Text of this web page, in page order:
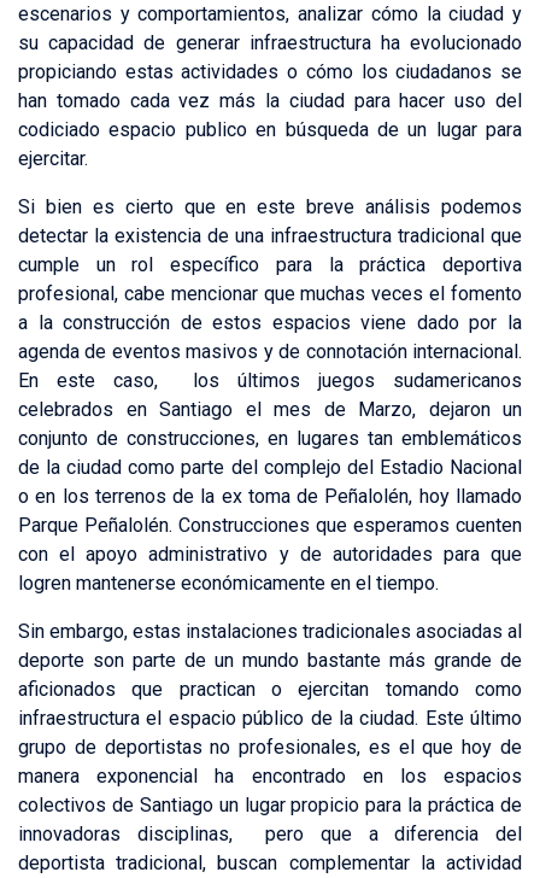
escenarios y comportamientos, analizar cómo la ciudad y
su capacidad de generar infraestructura ha evolucionado
propiciando estas actividades o cómo los ciudadanos se
han tomado cada vez más la ciudad para hacer uso del
codiciado espacio publico en búsqueda de un lugar para
ejercitar.
Si bien es cierto que en este breve análisis podemos
detectar la existencia de una infraestructura tradicional que
cumple un rol específico para la práctica deportiva
profesional, cabe mencionar que muchas veces el fomento
a la construcción de estos espacios viene dado por la
agenda de eventos masivos y de connotación internacional.
En este caso, los últimos juegos sudamericanos
celebrados en Santiago el mes de Marzo, dejaron un
conjunto de construcciones, en lugares tan emblemáticos
de la ciudad como parte del complejo del Estadio Nacional
o en los terrenos de la ex toma de Peñalolén, hoy llamado
Parque Peñalolén. Construcciones que esperamos cuenten
con el apoyo administrativo y de autoridades para que
logren mantenerse económicamente en el tiempo.
Sin embargo, estas instalaciones tradicionales asociadas al
deporte son parte de un mundo bastante más grande de
aficionados que practican o ejercitan tomando como
infraestructura el espacio público de la ciudad. Este último
grupo de deportistas no profesionales, es el que hoy de
manera exponencial ha encontrado en los espacios
colectivos de Santiago un lugar propicio para la práctica de
innovadoras disciplinas, pero que a diferencia del
deportista tradicional, buscan complementar la actividad